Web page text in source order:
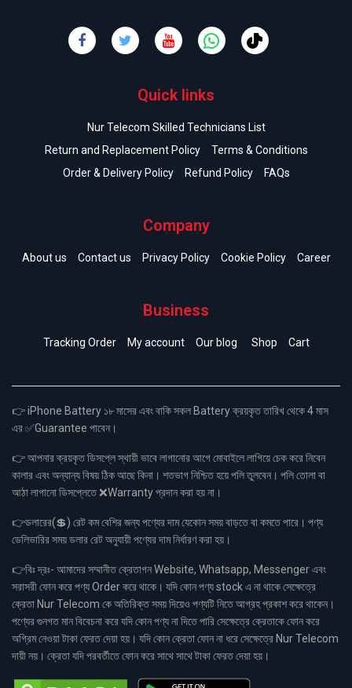
Quick links
Nur Telecom Skilled Technicians List
Return and Replacement Policy
Terms & Conditions
Order & Delivery Policy
Refund Policy FAQs
Company
About us Contact us Privacy Policy Cookie Policy Career
Business
Tracking Order My account Our blog Shop Cart
👉 iPhone Battery ১৮ মাসের এবং বাকি সকল Battery ক্রয়কৃত তারিখ থেকে 4 মাস
এর ✅Guarantee পাবেন।
👉 আপনার ক্রয়কৃত ডিসপ্লে স্থায়ী ভাবে লাগানোর আগে মোবাইলে লাগিয়ে চেক করে নিবেন
কালার এবং অন্যান্য বিষয় ঠিক আছে কিনা। শতভাগ নিশ্চিত হয়ে পলি তুলবেন। পলি তোলা বা
আঠা লাগানো ডিসপ্লেতে ❌Warranty প্রদান করা হয় না।
👉ডলারের(💲) রেট কম বেশির জন্য পণ্যের দাম যেকোন সময় বাড়তে বা কমতে পারে। পণ্য
ডেলিভারির সময় ডলার রেট অনুযায়ী পণ্যের দাম নির্ধারণ করা হয়।
👉বিঃ দ্রঃ- আমাদের সম্মানীত ক্রেতাগন Website, Whatsapp, Messenger এবং
সরাসরী ফোন করে পণ্য Order করে থাকে। যদি কোন পণ্য stock এ না থাকে সেক্ষেত্রে
ক্রেতা Nur Telecom কে অতিরিক্ত সময় দিয়েও পণ্যটি নিতে আগ্রহ প্রকাশ করে থাকেন।
পণ্যের গুনগত মান বিবেচনা করে যদি কোন পণ্য না দিতে পারি সেক্ষেত্রে ক্রেতাকে ফোন করে
অগ্রিম নেওয়া টাকা ফেরত দেয়া হয়। যদি কোন ক্রেতা ফোন না ধরে সেক্ষেত্রে Nur Telecom
দায়ী নয়। ক্রেতা যদি পরবর্তীতে ফোন করে সাথে সাথে টাকা ফেরত দেয়া হয়।